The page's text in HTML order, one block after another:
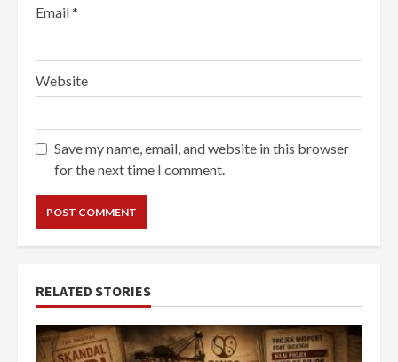
Email*
Website
Save my name, email, and website in this browser
for the next time I comment.
RELATED STORIES